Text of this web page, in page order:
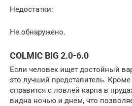
Недостатки:
Не обнаружено.
COLMIC BIG 2.0-6.0
Если человек ищет достойный
это лучший представитель. Кроме
справится с ловлей карпа в
видна ночью и днем, что